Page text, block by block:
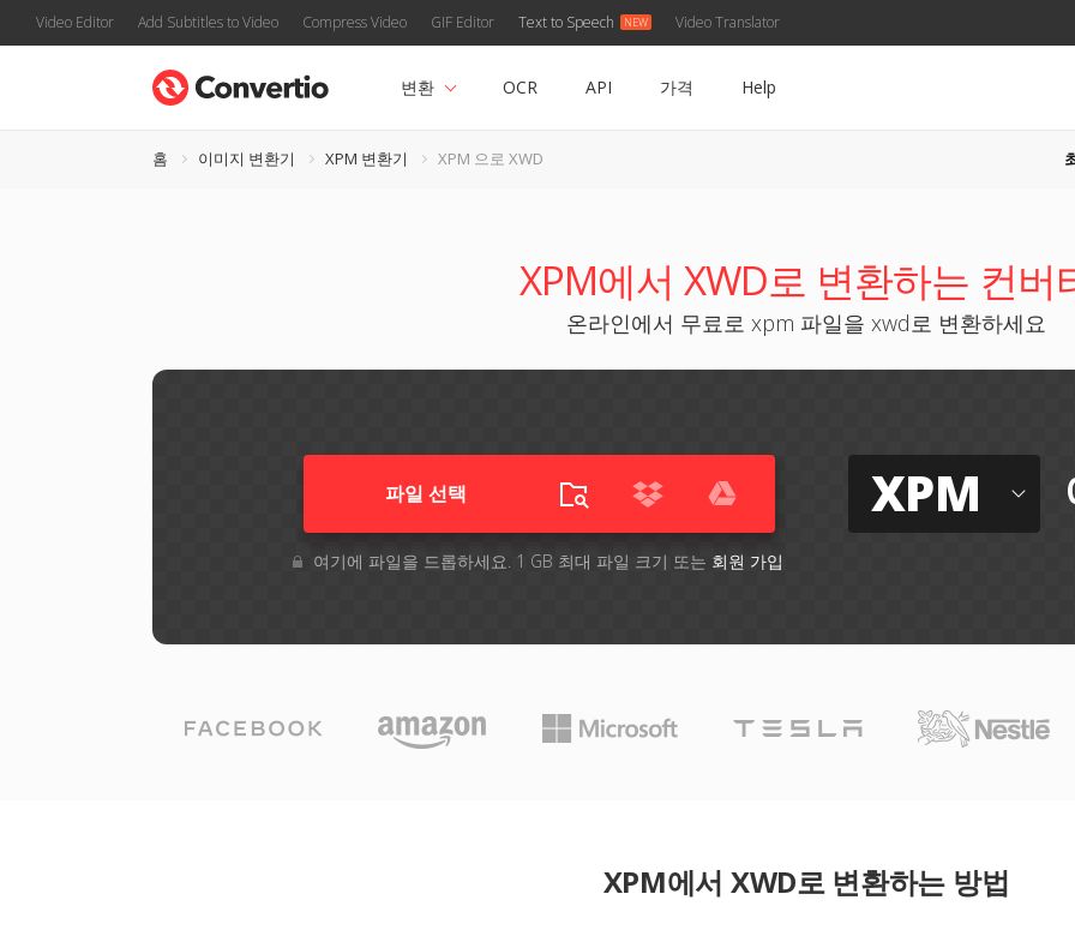
Video Editor Add Subtitles to Video Compress Video GIF Editor Text to Speech Video Translator
변환 OCR API 가격 Help
홈 이미지 변환기 XPM 변환기 XPM 으로 XWD
XPM에서 XWD로 변환하는 컨버
온라인에서 무료로 xpm 파일을 xwd로 변환하세요
파일 선택
여기에 파일을 드롭하세요. 1 GB 최대 파일 크기 또는 회원 가입
XPM
XPM에서 XWD로 변환하는 방법